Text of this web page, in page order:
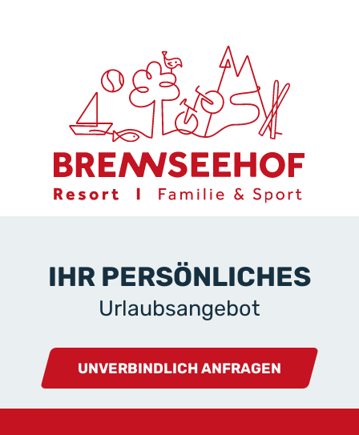
IHR PERSÖNLICHES
Urlaubsangebot
UNVERBINDLICH ANFRAGEN